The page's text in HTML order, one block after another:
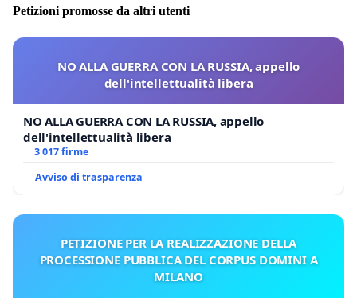
Petizioni promosse da altri utenti
NO ALLA GUERRA CON LA RUSSIA, appello
dell'intellettualità libera
NO ALLA GUERRA CON LA RUSSIA, appello
dell'intellettualità libera
3 017 firme
Avviso di trasparenza
PETIZIONE PER LA REALIZZAZIONE DELLA
PROCESSIONE PUBBLICA DEL CORPUS DOMINI A
MILANO